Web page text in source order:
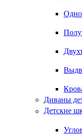
Диваны
Детские